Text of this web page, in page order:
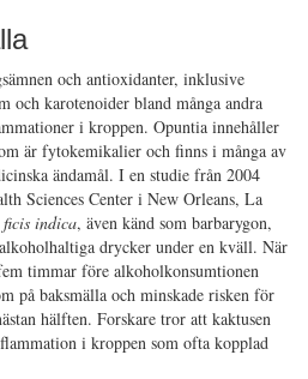
och antioxidanter, inklusive
karotenoider bland många andra
i kroppen. Opuntia innehåller
är fytokemikalier och finns i många av
ändamål. I en studie från 2004
Sciences Center i New Orleans, La
indica, även känd som barbarygon,
drycker under en kväll. När
timmar före alkoholkonsumtionen
på baksmälla och minskade risken för
hälften. Forskare tror att kaktusen
i kroppen som ofta kopplad